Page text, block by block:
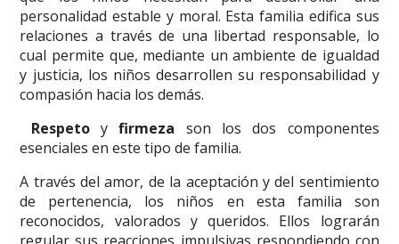
personalidad estable y moral. Esta familia edifica sus
relaciones a través de una libertad responsable, lo
cual permite que, mediante un ambiente de igualdad
y justicia, los niños desarrollen su responsabilidad y
compasión hacia los demás.
Respetoyfirmeza son los dos componentes
esenciales en este tipo de familia.
A través del amor, de la aceptación y del sentimiento
de pertenencia, los niños en esta familia son
reconocidos, valorados y queridos. Ellos lograrán